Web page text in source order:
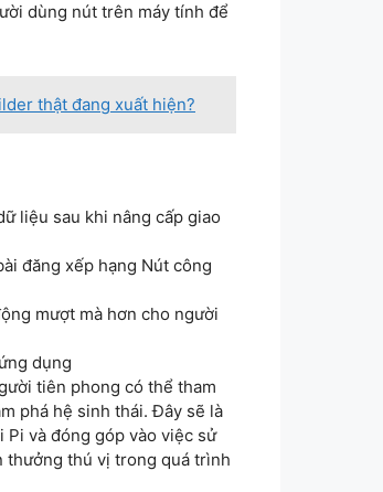
dùng nút trên máy tính để
thật đang xuất hiện?
liệu sau khi nâng cấp giao
đăng xếp hạng Nút công
mượt mà hơn cho người
dụng
tiên phong có thể tham
phá hệ sinh thái. Đây sẽ là
Pi và đóng góp vào việc sử
thưởng thú vị trong quá trình